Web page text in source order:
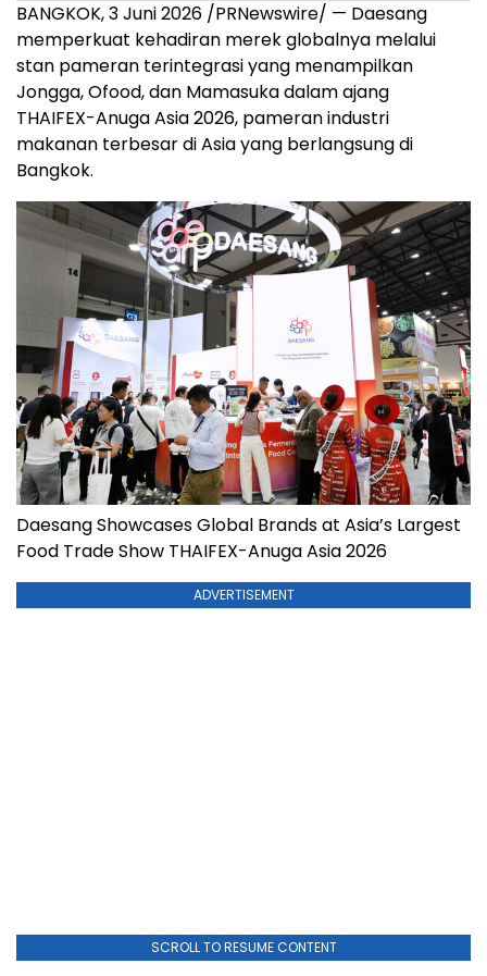
BANGKOK, 3 Juni 2026 /PRNewswire/ — Daesang
memperkuat kehadiran merek globalnya melalui
stan pameran terintegrasi yang menampilkan
Jongga, Ofood, dan Mamasuka dalam ajang
THAIFEX-Anuga Asia 2026, pameran industri
makanan terbesar di Asia yang berlangsung di
Bangkok.
Daesang Showcases Global Brands at Asia’s Largest
Food Trade Show THAIFEX-Anuga Asia 2026
ADVERTISEMENT
SCROLL TO RESUME CONTENT